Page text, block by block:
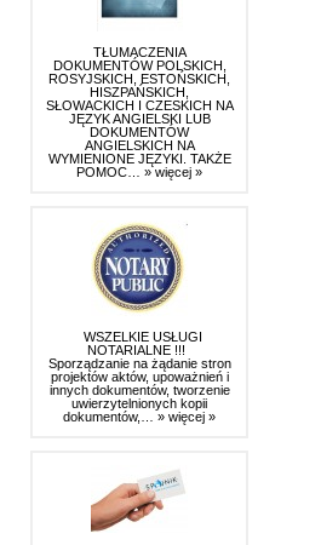
TŁUMACZENIA
DOKUMENTÓW POLSKICH,
ROSYJSKICH, ESTOŃSKICH,
HISZPAŃSKICH,
SŁOWACKICH I CZESKICH NA
JĘZYK ANGIELSKI LUB
DOKUMENTÓW
ANGIELSKICH NA
WYMIENIONE JĘZYKI. TAKŻE
POMOC… » więcej »
WSZELKIE USŁUGI
NOTARIALNE !!!
Sporządzanie na żądanie stron
projektów aktów, upoważnień i
innych dokumentów, tworzenie
uwierzytelnionych kopii
dokumentów,… » więcej »